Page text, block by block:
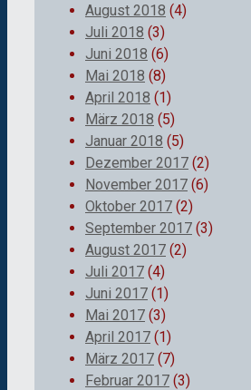
August 2018 (4)
Juli 2018 (3)
Juni 2018 (6)
Mai 2018 (8)
April 2018 (1)
März 2018 (5)
Januar 2018 (5)
Dezember 2017 (2)
November 2017 (6)
Oktober 2017 (2)
September 2017 (3)
August 2017 (2)
Juli 2017 (4)
Juni 2017 (1)
Mai 2017 (3)
April 2017 (1)
März 2017 (7)
Februar 2017 (3)